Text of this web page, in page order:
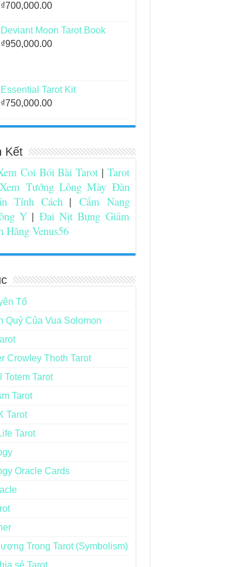
₫700,000.00
Deviant Moon Tarot Book
₫950,000.00
Essential Tarot Kit
₫750,000.00
Kết
Coi Bói Bài Tarot | Tarot
Xem Tướng Lông Mày Đàn
Tính Cách| Cẩm Nang
Y|Đai Nịt Bụng Giảm
Hãng Venus56
Tố
Quỷ Của Vua Solomon
Crowley Thoth Tarot
Totem Tarot
Tarot
Tarot
Tarot
Oracle Cards
Trong Tarot (Symbolism)